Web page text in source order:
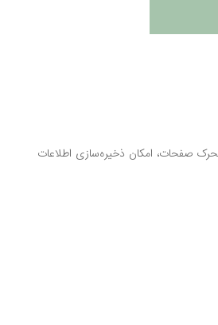
صفحات، امکان ذخیره‌سازی اطلاعات